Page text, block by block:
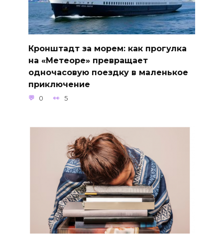
Кронштадт за морем: как прогулка
на «Метеоре» превращает
одночасовую поездку в маленькое
приключение
0 5